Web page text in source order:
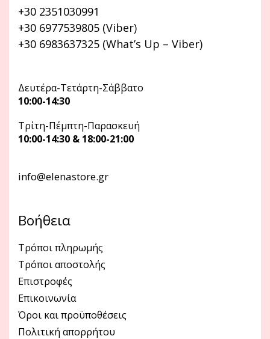
+30 2351030991
+30 6977539805 (Viber)
+30 6983637325 (What’s Up – Viber)
Δευτέρα-Τετάρτη-Σάββατο
10:00-14:30
Τρίτη-Πέμπτη-Παρασκευή
10:00-14:30 & 18:00-21:00
info@elenastore.gr
Βοήθεια
Τρόποι πληρωμής
Τρόποι αποστολής
Επιστροφές
Επικοινωνία
Όροι και προϋποθέσεις
Πολιτική απορρήτου